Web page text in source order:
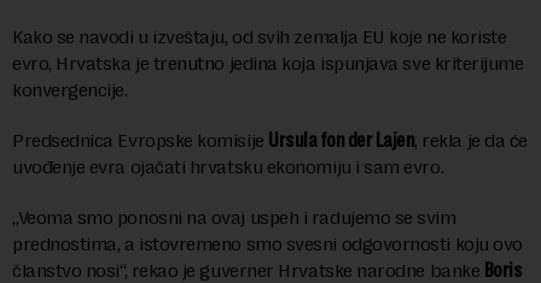
Kako se navodi u izveštaju, od svih zemalja EU koje ne koriste
evro, Hrvatska je trenutno jedina koja ispunjava sve kriterijume
konvergencije.
Predsednica Evropske komisije Ursula fon der Lajen, rekla je da će
uvođenje evra ojačati hrvatsku ekonomiju i sam evro.
„Veoma smo ponosni na ovaj uspeh i radujemo se svim
prednostima, a istovremeno smo svesni odgovornosti koju ovo
članstvo nosi“, rekao je guverner Hrvatske narodne banke Boris